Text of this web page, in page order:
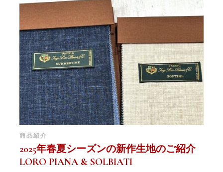
商品紹介
2025年春夏シーズンの新作生地のご紹介
LORO PIANA & SOLBIATI